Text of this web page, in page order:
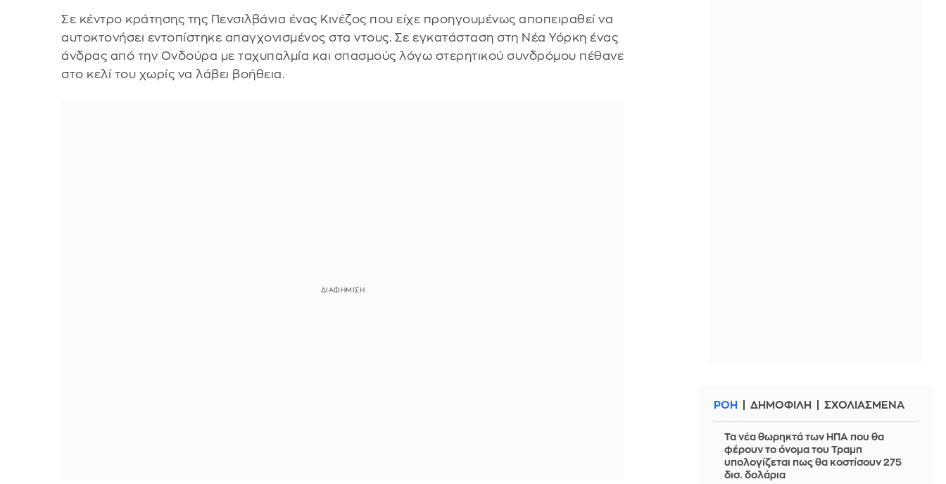
Σε κέντρο κράτησης της Πενσιλβάνια ένας Κινέζος που είχε προηγουμένως αποπειραθεί να
αυτοκτονήσει εντοπίστηκε απαγχονισμένος στα ντους. Σε εγκατάσταση στη Νέα Υόρκη ένας
άνδρας από την Ονδούρα με ταχυπαλμία και σπασμούς λόγω στερητικού συνδρόμου πέθανε
στο κελί του χωρίς να λάβει βοήθεια.
ΡΟΗ ΔΗΜΟΦΙΛΗ ΣΧΟΛΙΑΣΜΕΝΑ
Τα νέα θωρηκτά των ΗΠΑ που θα
φέρουν το όνομα του Τραμπ
υπολογίζεται πως θα κοστίσουν 275
δισ. δολάρια